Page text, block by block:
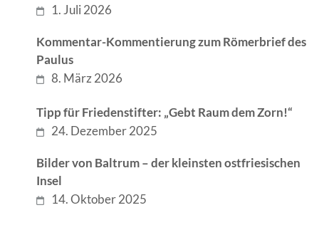
1. Juli 2026
Kommentar-Kommentierung zum Römerbrief des
Paulus
8. März 2026
Tipp für Friedenstifter: „Gebt Raum dem Zorn!“
24. Dezember 2025
Bilder von Baltrum – der kleinsten ostfriesischen
Insel
14. Oktober 2025